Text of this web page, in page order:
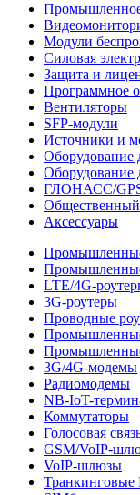
Модули
Силовая
Защита и
Программное
Вентиляторы
SFP-модули
Источники и
Оборудование
Оборудование
ГЛОНАСС/
Общественный
Аксессуары
LTE/4G-
3G-роутеры
Проводные
3G/4G-модемы
Радиомодемы
NB-IoT-
Коммутаторы
Голосовая
GSM/VoIP-
VoIP-шлюзы